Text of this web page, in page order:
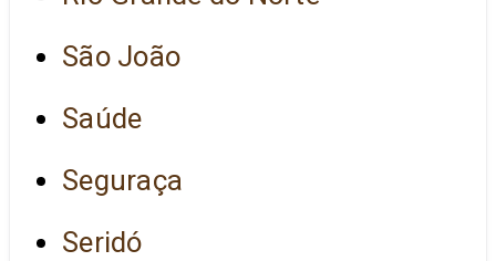
São João
Saúde
Seguraça
Seridó